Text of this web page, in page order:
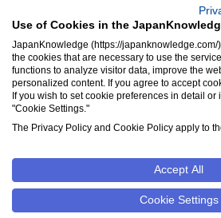
免責事項
運営会社
アクセシビリティ対応
クッキーポリシー
Cookie設定
NetAdvance Inc. All rights
写真・イラスト等のすべてのコンテン
ます
Use of Cookies in the
JapanKnowledge (https://
the cookies that are necessary to use the
functions to analyze visitor data, improve the
personalized content. If you agree to accept
If you wish to set cookie preferences in detail
"Cookie Settings."
The Privacy Policy and Cookie Policy apply to
Accept All
Cookie Settings